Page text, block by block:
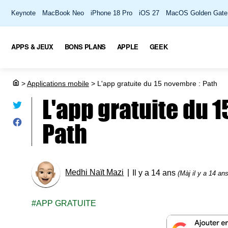
Keynote MacBook Neo iPhone 18 Pro iOS 27 MacOS Golden Gate
APPS & JEUX BONS PLANS APPLE GEEK
>Applications mobile > L'app gratuite du 15 novembre : Path
L'app gratuite du
Path
Medhi Naït Mazi Il y a 14 ans(Màj il y a 14
APP GRATUITE